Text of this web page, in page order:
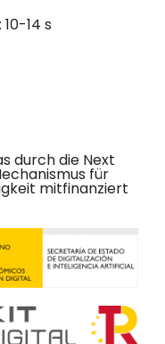
14 s
durch die Next
für
mitfinanziert